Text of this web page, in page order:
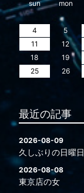
sun mon
4
5
11
12
18
19
25
26
最近の記事
2026-08-09
久しぶりの日曜日
2026-08-08
東京店の女